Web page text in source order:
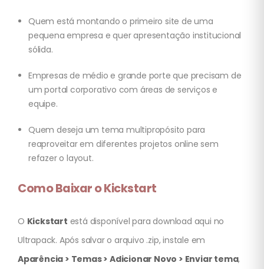
Quem está montando o primeiro site de uma
pequena empresa e quer apresentação institucional
sólida.
Empresas de médio e grande porte que precisam de
um portal corporativo com áreas de serviços e
equipe.
Quem deseja um tema multipropósito para
reaproveitar em diferentes projetos online sem
refazer o layout.
Como Baixar o Kickstart
O Kickstart está disponível para download aqui no
Ultrapack. Após salvar o arquivo .zip, instale em
Aparência > Temas > Adicionar Novo > Enviar tema,